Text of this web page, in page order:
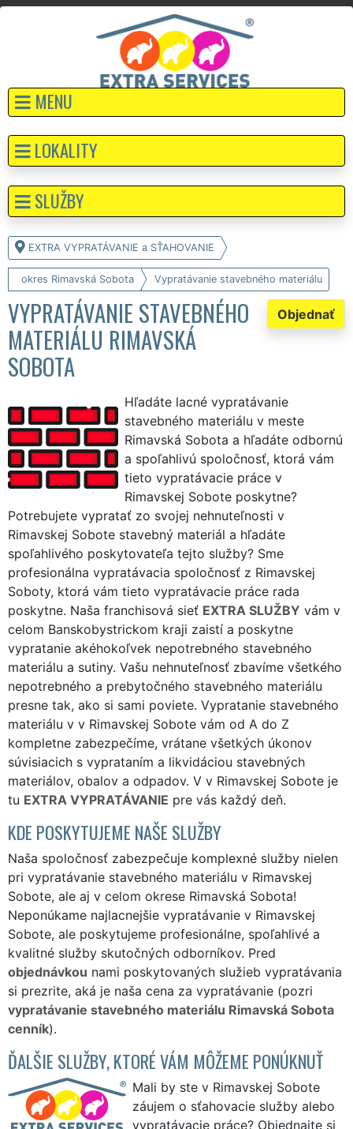
MENU
EXTRA VYPRATÁVANIE a SŤAHOVANIE
okres Rimavská Sobota Vypratávanie stavebného materiálu
Objednať
VYPRATÁVANIE STAVEBNÉHO
MATERIÁLU RIMAVSKÁ
SOBOTA
Hľadáte lacné vypratávanie
stavebného materiálu v meste
Rimavská Sobota a hľadáte odbornú
a spoľahlivú spoločnosť, ktorá vám
tieto vypratávacie práce v
Rimavskej Sobote poskytne?
Potrebujete vypratať zo svojej nehnuteľnosti v
Rimavskej Sobote stavebný materiál a hľadáte
spoľahlivého poskytovateľa tejto služby? Sme
profesionálna vypratávacia spoločnosť z Rimavskej
Soboty, ktorá vám tieto vypratávacie práce rada
poskytne. Naša franchisová sieť EXTRA SLUŽBY vám v
celom Banskobystrickom kraji zaistí a poskytne
vypratanie akéhokoľvek nepotrebného stavebného
materiálu a sutiny. Vašu nehnuteľnosť zbavíme všetkého
nepotrebného a prebytočného stavebného materiálu
presne tak, ako si sami poviete. Vypratanie stavebného
materiálu v v Rimavskej Sobote vám od A do Z
kompletne zabezpečíme, vrátane všetkých úkonov
súvisiacich s vyprataním a likvidáciou stavebných
materiálov, obalov a odpadov. V v Rimavskej Sobote je
tu EXTRA VYPRATÁVANIE pre vás každý deň.
KDE POSKYTUJEME NAŠE SLUŽBY
Naša spoločnosť zabezpečuje komplexné služby nielen
pri vypratávanie stavebného materiálu v Rimavskej
Sobote, ale aj v celom okrese Rimavská Sobota!
Neponúkame najlacnejšie vypratávanie v Rimavskej
Sobote, ale poskytujeme profesionálne, spoľahlivé a
kvalitné služby skutočných odborníkov. Pred
objednávkou nami poskytovaných služieb vypratávania
si prezrite, aká je naša cena za vypratávanie (pozri
vypratávanie stavebného materiálu Rimavská Sobota
cenník).
ĎALŠIE SLUŽBY, KTORÉ VÁM MÔŽEME PONÚKNUŤ
Mali by ste v Rimavskej Sobote
záujem o sťahovacie služby alebo
vypratávacie práce? Objednajte si
LOKALITY
SLUŽBY